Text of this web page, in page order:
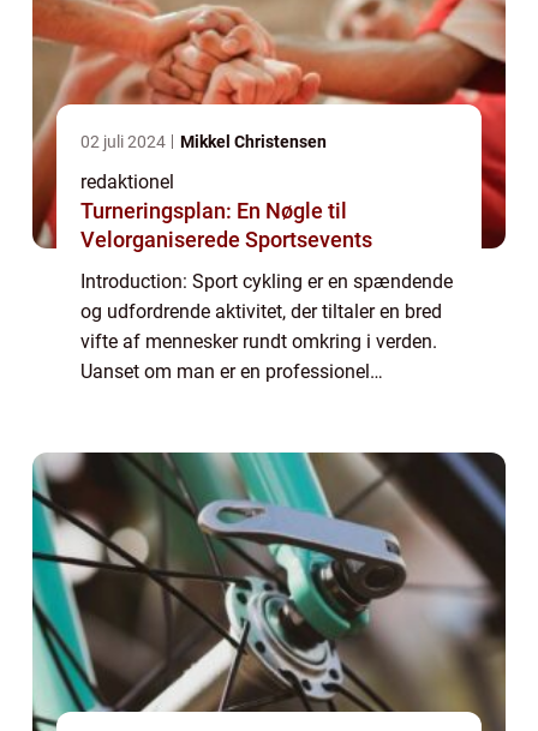
02 juli 2024 Mikkel Christensen
redaktionel
Turneringsplan: En Nøgle til
Velorganiserede Sportsevents
Introduction: Sport cykling er en spændende
og udfordrende aktivitet, der tiltaler en bred
vifte af mennesker rundt omkring i verden.
Uanset om man er en professionel